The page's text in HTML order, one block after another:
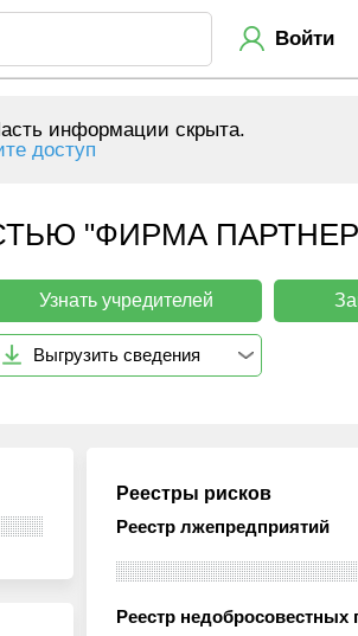
Войти
информации скрыта.
доступ
"ФИРМА ПАРТНЕР-
Узнать учредителей
Выгрузить сведения
Реестры рисков
Реестр лжепредприятий
Реестр недобросовестных